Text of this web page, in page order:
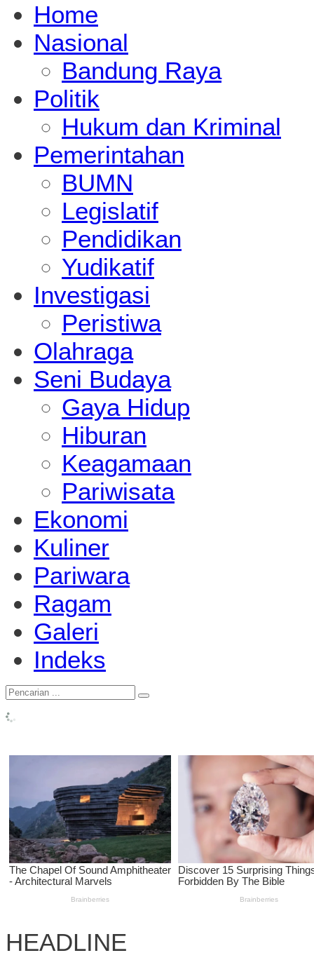
Home
Nasional
Bandung Raya
Politik
Hukum dan Kriminal
Pemerintahan
BUMN
Legislatif
Pendidikan
Yudikatif
Investigasi
Peristiwa
Olahraga
Seni Budaya
Gaya Hidup
Hiburan
Keagamaan
Pariwisata
Ekonomi
Kuliner
Pariwara
Ragam
Galeri
Indeks
HEADLINE